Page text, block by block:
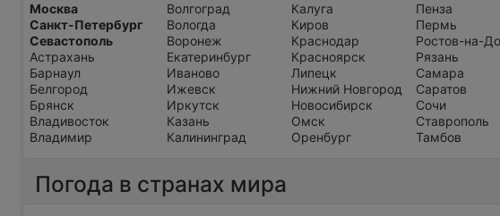
Москва
Санкт-Петербург
Севастополь
Астрахань
Барнаул
Белгород
Брянск
Владивосток
Владимир
Волгоград
Вологда
Воронеж
Екатеринбург
Иваново
Ижевск
Иркутск
Казань
Калининград
Калуга
Киров
Краснодар
Красноярск
Липецк
Нижний Новгород
Новосибирск
Омск
Оренбург
Пенза
Пермь
Ростов-на-
Рязань
Самара
Саратов
Сочи
Ставрополь
Тамбов
Погода в странах мира